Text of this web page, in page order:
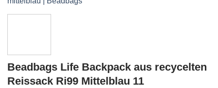
Beadbags Life Backpack aus recycelten
Reissack Ri99 Mittelblau 11